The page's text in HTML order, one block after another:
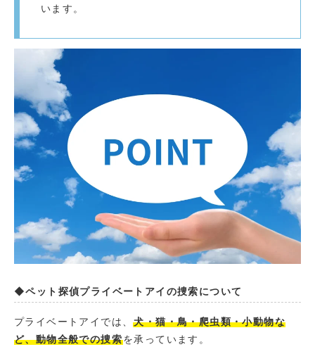
います。
◆ペット探偵プライベートアイの捜索について
プライベートアイでは、犬・猫・鳥・爬虫類・小動物な
ど、動物全般での捜索を承っています。